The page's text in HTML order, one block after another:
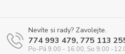
Nevíte si rady? Zavolejte.
774 993 479, 775 113
Po-Pá 9.00 - 16.00, So 9.00 -